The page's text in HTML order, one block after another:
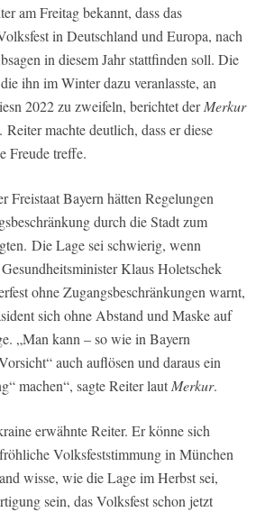
am Freitag bekannt, dass das
in Deutschland und Europa, nach
in diesem Jahr stattfinden soll. Die
ihn im Winter dazu veranlasste, an
2022 zu zweifeln, berichtet derMerkur
Reiter machte deutlich, dass er diese
Freude treffe.
Freistaat Bayern hätten Regelungen
durch die Stadt zum
Die Lage sei schwierig, wenn
Klaus Holetschek
ohne Zugangsbeschränkungen warnt,
sich ohne Abstand und Maske auf
„Man kann – so wie in Bayern
auch auflösen und daraus ein
machen“, sagte Reiter lautMerkur.
erwähnte Reiter. Er könne sich
Volksfeststimmung in München
wisse, wie die Lage im Herbst sei,
sein, das Volksfest schon jetzt